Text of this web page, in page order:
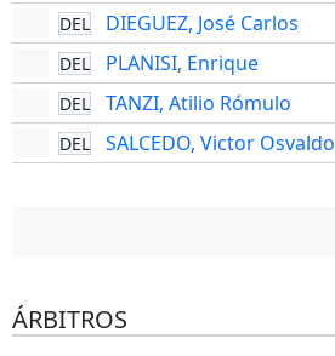
DEL DIEGUEZ, José Carlos
DEL PLANISI, Enrique
DEL TANZI, Atilio Rómulo
DEL SALCEDO, Victor Osvaldo
ÁRBITROS